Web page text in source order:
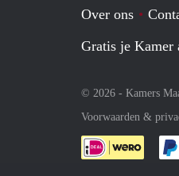
Over ons
Gratis je Kamer
© 2026 - Kamers
Voorwaarden &